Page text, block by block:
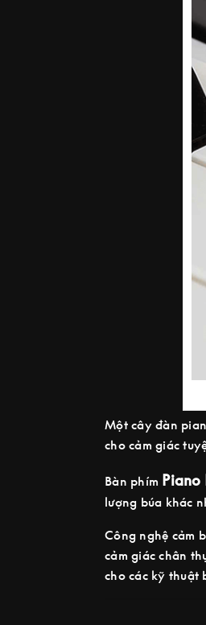
Một cây đàn
cho cảm giác
Bàn phím Piano
lượng búa khác
Công nghệ cảm
cảm giác chân
cho các kỹ thuật